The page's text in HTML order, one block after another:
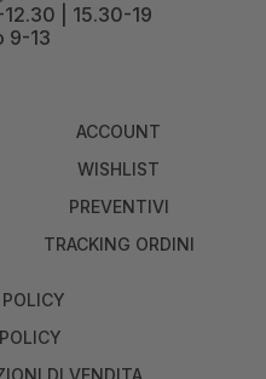
| 15.30-19
9-13
ACCOUNT
WISHLIST
PREVENTIVI
TRACKING ORDINI
DI VENDITA